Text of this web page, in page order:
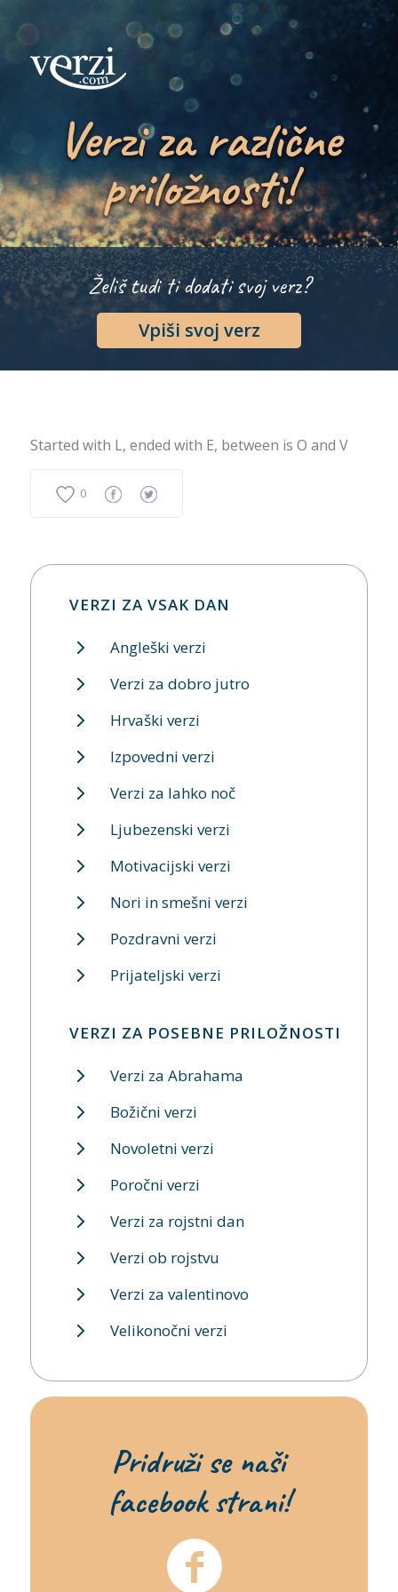
Verzi za različne
priložnosti!
Želiš tudi ti dodati svoj verz?
Vpiši svoj verz
Started with L, ended with E, between is O and V
0
VERZI ZA VSAK DAN
Angleški verzi
Verzi za dobro jutro
Hrvaški verzi
Izpovedni verzi
Verzi za lahko noč
Ljubezenski verzi
Motivacijski verzi
Nori in smešni verzi
Pozdravni verzi
Prijateljski verzi
VERZI ZA POSEBNE PRILOŽNOSTI
Verzi za Abrahama
Božični verzi
Novoletni verzi
Poročni verzi
Verzi za rojstni dan
Verzi ob rojstvu
Verzi za valentinovo
Velikonočni verzi
Pridruži se naši
facebook strani!